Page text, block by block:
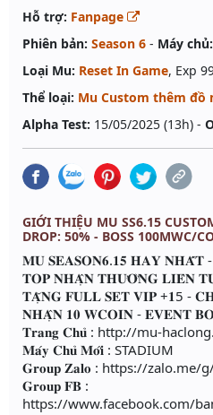
Hỗ trợ: Fanpage
Phiên bản: Season 6 - Máy chủ:
Loại Mu: Reset In Game, Exp
Thể loại: Mu Custom thêm đồ
Alpha Test: 15/05/2025 (13h) -
GIỚI THIỆU MU SS6.15
DROP: 50% - BOSS 100MWC/
𝐌𝐔 𝐒𝐄𝐀𝐒𝐎𝐍𝟔.𝟏𝟓 𝐇𝐀𝐘 𝐍𝐇𝐀̂́𝐓
𝐓𝐎𝐏 𝐍𝐇𝐀̣̂𝐍 𝐓𝐇𝐔̛𝐎̛̉𝐍𝐆 𝐋𝐈𝐄̂𝐍
𝐓𝐀̣̆𝐍𝐆 𝐅𝐔𝐋𝐋 𝐒𝐄𝐓 𝐕𝐈𝐏 +𝟏5 -
𝐍𝐇𝐀̣̂𝐍 𝟏𝟎 𝐖𝐂𝐎𝐈𝐍 - 𝐄𝐕𝐄𝐍𝐓
𝐓𝐫𝐚𝐧𝐠 𝐂𝐡𝐮̉ : http://mu-
𝐌𝐚́𝐲 𝐂𝐡𝐮̉ 𝐌𝐨̛́𝐢 : STADIUM
𝐆𝐫𝐨𝐮𝐩 𝐙𝐚𝐥𝐨 : https://zalo.me/
𝐆𝐫𝐨𝐮𝐩 𝐅𝐁 :
https://www.facebook.com/